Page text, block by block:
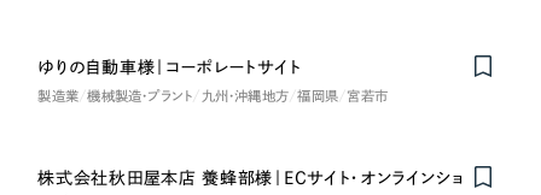
ゆりの自動車様｜コーポレートサイト
製造業 機械製造・プラント 九州・沖縄地方 福岡県 宮若市
株式会社秋田屋本店 養蜂部様｜ECサイト・オンラインショ